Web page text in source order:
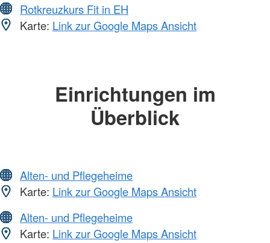
Rotkreuzkurs Fit in EH
Karte: Link zur Google Maps Ansicht
Einrichtungen im
Überblick
Alten- und Pflegeheime
Karte: Link zur Google Maps Ansicht
Alten- und Pflegeheime
Karte: Link zur Google Maps Ansicht